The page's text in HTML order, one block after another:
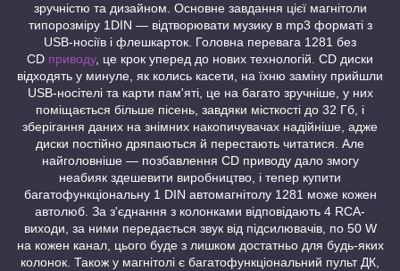
зручністю та дизайном. Основне завдання цієї магнітоли
типорозміру 1DIN — відтворювати музику в mp3 форматі з
USB-носіїв і флешкарток. Головна перевага 1281 без
CD приводу, це крок уперед до нових технологій. CD диски
відходять у минуле, як колись касети, на їхню заміну прийшли
USB-носітелі та карти пам'яті, це на багато зручніше, у них
поміщається більше пісень, завдяки місткості до 32 Гб, і
зберігання даних на знімних накопичувачах надійніше, адже
диски постійно дряпаються й перестають читатися. Але
найголовніше — позбавлення CD приводу дало змогу
неабияк здешевити виробництво, і тепер купити
багатофункціональну 1 DIN автомагнітолу 1281 може кожен
автолюб. За з'єднання з колонками відповідають 4 RCA-
виходи, за ними передається звук від підсилювачів, по 50 W
на кожен канал, цього буде з лишком достатньо для будь-яких
колонок. Також у магнітолі є багатофункціональний пульт ДК,